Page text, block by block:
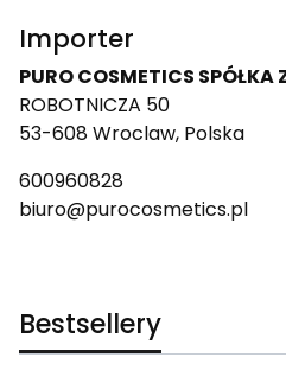
Importer
PURO COSMETICS SPÓŁKA
ROBOTNICZA 50
53-608 Wroclaw, Polska
600960828
biuro@purocosmetics.pl
Bestsellery